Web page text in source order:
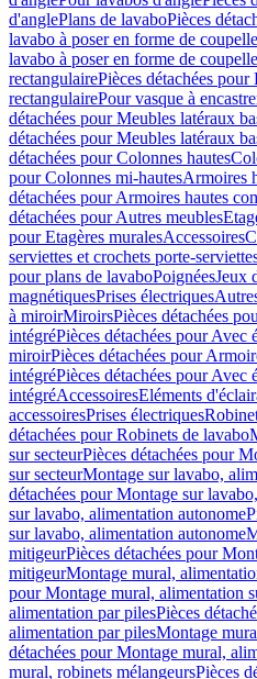
d'anglePlans de lavaboPièces
lavabo à poser en forme de coupelle
lavabo à poser en forme de coupelle
rectangulairePièces détachées
rectangulairePour vasque à
détachées pour Meubles latéraux
détachées pour Meubles latéraux
détachées pour Colonnes hautes
pour Colonnes mi-hautesArmoires
détachées pour Armoires hautes
détachées pour Autres meubles
pour Etagères muralesAccessoires
serviettes et crochets porte-
pour plans de lavaboPoignéesJeux
magnétiquesPrises électriques
à miroirMiroirsPièces détachées
intégréPièces détachées pour Avec
miroirPièces détachées pour
intégréPièces détachées pour Avec
intégréAccessoiresEléments
accessoiresPrises électriques
détachées pour Robinets de lavabo
sur secteurPièces détachées pour
sur secteurMontage sur lavabo,
détachées pour Montage sur
sur lavabo, alimentation autonome
sur lavabo, alimentation autonome
mitigeurPièces détachées pour
mitigeurMontage mural,
pour Montage mural, alimentation
alimentation par pilesPièces
alimentation par pilesMontage
détachées pour Montage mural,
mural, robinets mélangeursPièces